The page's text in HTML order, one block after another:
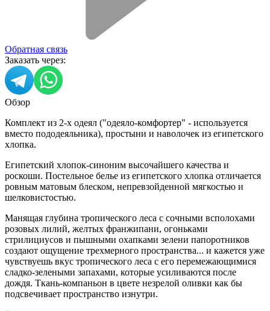
Обратная связь
Заказать через:
Обзор
Комплект из 2-х одеял ("одеяло-комфортер" - используется
вместо пододеяльника), простыни и наволочек из египетского
хлопка.
Египетский хлопок-синоним высочайшего качества и
роскоши. Постельное белье из египетского хлопка отличается
ровным матовым блеском, непревзойденной мягкостью и
шелковистостью.
Манящая глубина тропического леса с сочными всполохами
розовых лилий, желтых франжипани, огоньками
стрилициусов и пышными охапками зелени папоротников
создают ощущение трехмерного пространства... и кажется уже
чувствуешь вкус тропического леса с его перемежающимися
сладко-зелеными запахами, которые усиливаются после
дождя. Ткань-компаньон в цвете незрелой оливки как бы
подсвечивает пространство изнутри.